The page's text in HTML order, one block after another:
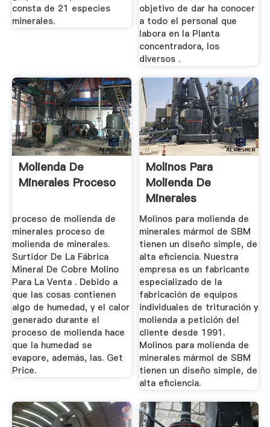
consta de 21 especies
minerales.
objetivo de dar ha conocer
a todo el personal que
labora en la Planta
concentradora, los
diversos .
Molienda De
Minerales Proceso
proceso de molienda de
minerales proceso de
molienda de minerales.
Surtidor De La Fábrica
Mineral De Cobre Molino
Para La Venta . Debido a
que las cosas contienen
algo de humedad, y el calor
generado durante el
proceso de molienda hace
que la humedad se
evapore, además, las. Get
Price.
Molinos Para
Molienda De
Minerales
Molinos para molienda de
minerales mármol de SBM
tienen un diseño simple, de
alta eficiencia. Nuestra
empresa es un fabricante
especializado de la
fabricación de equipos
individuales de trituración y
molienda a petición del
cliente desde 1991.
Molinos para molienda de
minerales mármol de SBM
tienen un diseño simple, de
alta eficiencia.